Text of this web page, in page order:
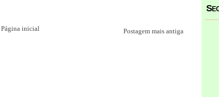
Postagem mais antiga
Página inicial